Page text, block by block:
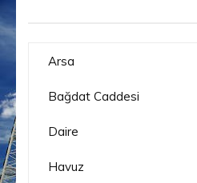
Arsa
Bağdat Caddesi
Daire
Havuz